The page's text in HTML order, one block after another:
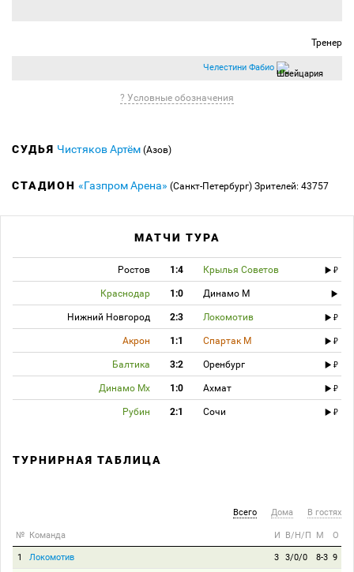
Тренер
Челестини Фабио
? Условные обозначения
СУДЬЯ Чистяков Артём (Азов)
СТАДИОН «Газпром Арена» (Санкт-Петербург) Зрителей: 43757
МАТЧИ ТУРА
Ростов 1:4 Крылья Советов
Краснодар 1:0 Динамо М
Нижний Новгород 2:3 Локомотив
Акрон 1:1 Спартак М
Балтика 3:2 Оренбург
Динамо Мх 1:0 Ахмат
Рубин 2:1 Сочи
ТУРНИРНАЯ ТАБЛИЦА
Всего Дома В гостях
№ Команда И В/Н/П М О
1 Локомотив 3 3/0/0 8-3 9